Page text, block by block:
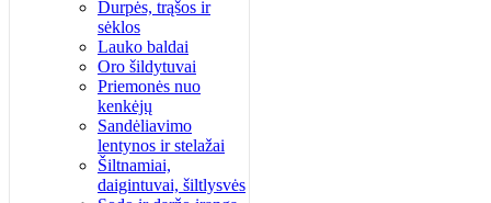
Durpės, trąšos ir
sėklos
Lauko baldai
Oro šildytuvai
Priemonės nuo
kenkėjų
Sandėliavimo
lentynos ir stelažai
Šiltnamiai,
daigintuvai, šiltlysvės